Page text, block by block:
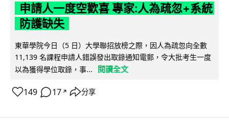
申請人一度空歡喜 專家:人為疏忽+系統
防護缺失
東華學院今日（5 日）大學聯招放榜之際，因人為疏忽向全數
11,139 名課程申請人錯誤發出取錄通知電郵，令大批考生一度
以為獲得學位取錄，事...
閱讀全文
149 17 ↗ 分享